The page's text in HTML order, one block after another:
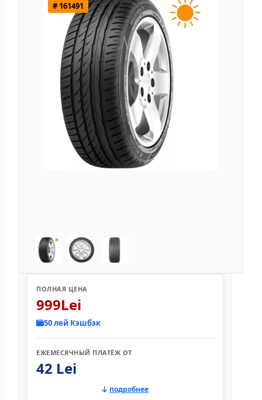
# 161491
ПОЛНАЯ ЦЕНА
999Lei
50 лей Кэшбэк
ЕЖЕМЕСЯЧНЫЙ ПЛАТЁЖ ОТ
42 Lei
подробнее